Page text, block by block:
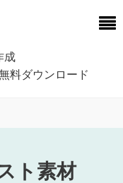
成
料ダウンロード
ト素材